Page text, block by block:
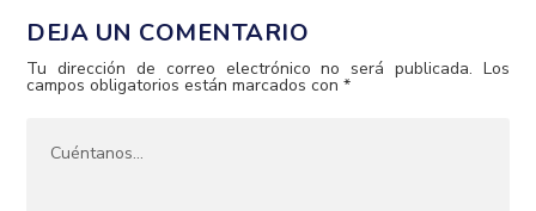
DEJA UN COMENTARIO
Tu dirección de correo electrónico no será publicada. Los
campos obligatorios están marcados con*